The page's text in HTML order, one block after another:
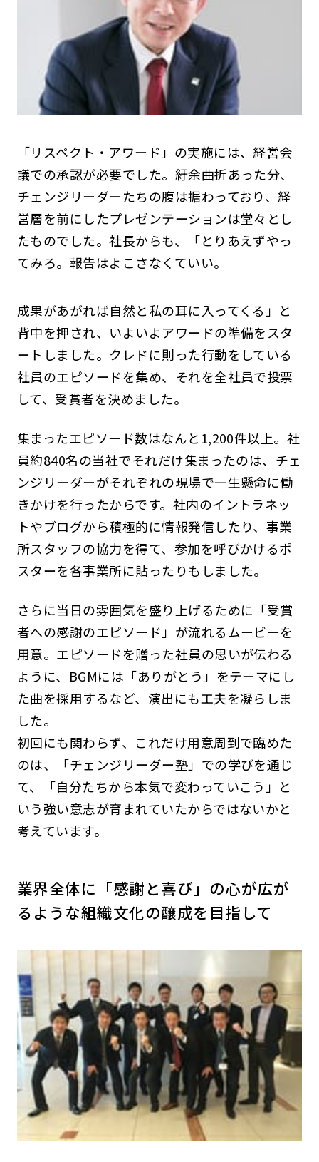
「リスペクト・アワード」の実施には、経営会
議での承認が必要でした。紆余曲折あった分、
チェンジリーダーたちの腹は据わっており、経
営層を前にしたプレゼンテーションは堂々とし
たものでした。社長からも、「とりあえずやっ
てみろ。報告はよこさなくていい。
成果があがれば自然と私の耳に入ってくる」と
背中を押され、いよいよアワードの準備をスタ
ートしました。クレドに則った行動をしている
社員のエピソードを集め、それを全社員で投票
して、受賞者を決めました。
集まったエピソード数はなんと1,200件以上。社
員約840名の当社でそれだけ集まったのは、チェ
ンジリーダーがそれぞれの現場で一生懸命に働
きかけを行ったからです。社内のイントラネッ
トやブログから積極的に情報発信したり、事業
所スタッフの協力を得て、参加を呼びかけるポ
スターを各事業所に貼ったりもしました。
さらに当日の雰囲気を盛り上げるために「受賞
者への感謝のエピソード」が流れるムービーを
用意。エピソードを贈った社員の思いが伝わる
ように、BGMには「ありがとう」をテーマにし
た曲を採用するなど、演出にも工夫を凝らしま
した。
初回にも関わらず、これだけ用意周到で臨めた
のは、「チェンジリーダー塾」での学びを通じ
て、「自分たちから本気で変わっていこう」と
いう強い意志が育まれていたからではないかと
考えています。
業界全体に「感謝と喜び」の心が広が
るような組織文化の醸成を目指して